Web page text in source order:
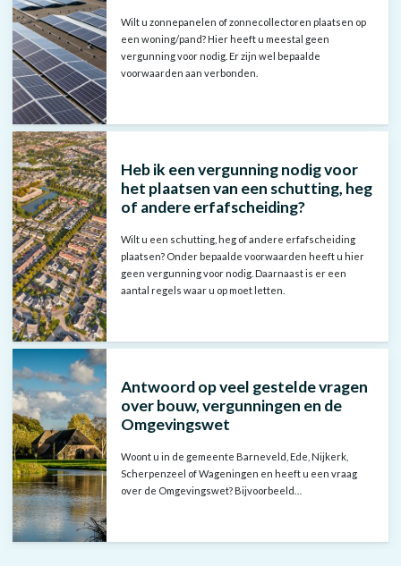
Wilt u zonnepanelen of zonnecollectoren plaatsen op
een woning/pand? Hier heeft u meestal geen
vergunning voor nodig. Er zijn wel bepaalde
voorwaarden aan verbonden.
Heb ik een vergunning nodig voor
het plaatsen van een schutting, heg
of andere erfafscheiding?
Wilt u een schutting, heg of andere erfafscheiding
plaatsen? Onder bepaalde voorwaarden heeft u hier
geen vergunning voor nodig. Daarnaast is er een
aantal regels waar u op moet letten.
Antwoord op veel gestelde vragen
over bouw, vergunningen en de
Omgevingswet
Woont u in de gemeente Barneveld, Ede, Nijkerk,
Scherpenzeel of Wageningen en heeft u een vraag
over de Omgevingswet? Bijvoorbeeld…